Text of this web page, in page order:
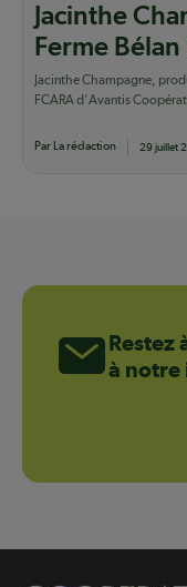
Jacinthe
Ferme
Jacinthe Champagne,
FCARA d'Avantis
Par La rédaction 29 juillet
Restez
à